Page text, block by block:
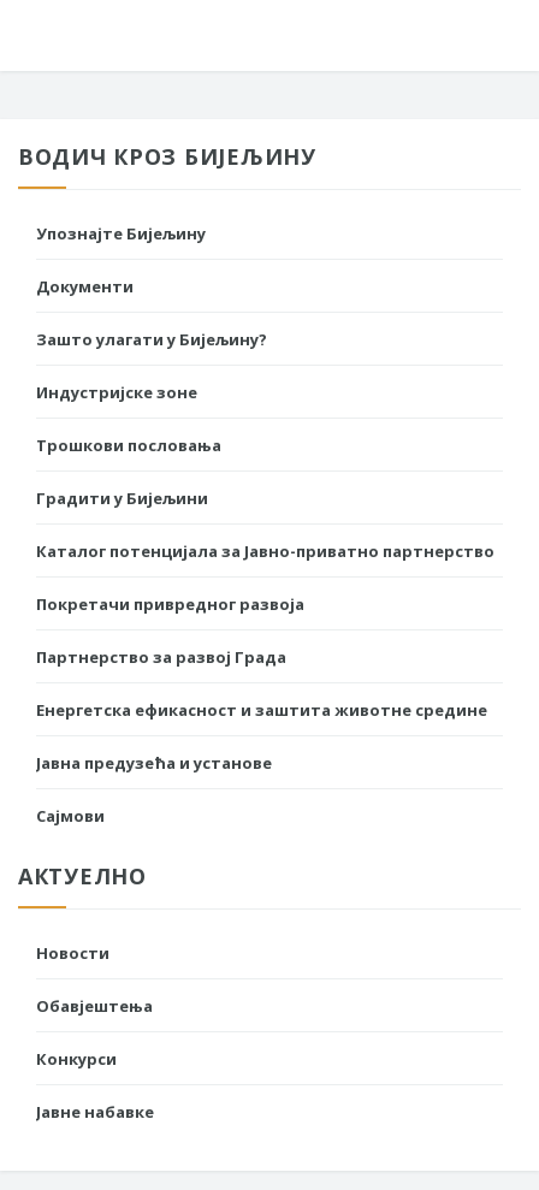
ВОДИЧ КРОЗ БИЈЕЉИНУ
Упознајте Бијељину
Документи
Зашто улагати у Бијељину?
Индустријске зоне
Трошкови пословања
Градити у Бијељини
Каталог потенцијала за Јавно-приватно партнерство
Покретачи привредног развоја
Партнерство за развој Града
Енергетска ефикасност и заштита животне средине
Јавна предузећа и установе
Сајмови
АКТУЕЛНО
Новости
Обавјештења
Конкурси
Јавне набавке